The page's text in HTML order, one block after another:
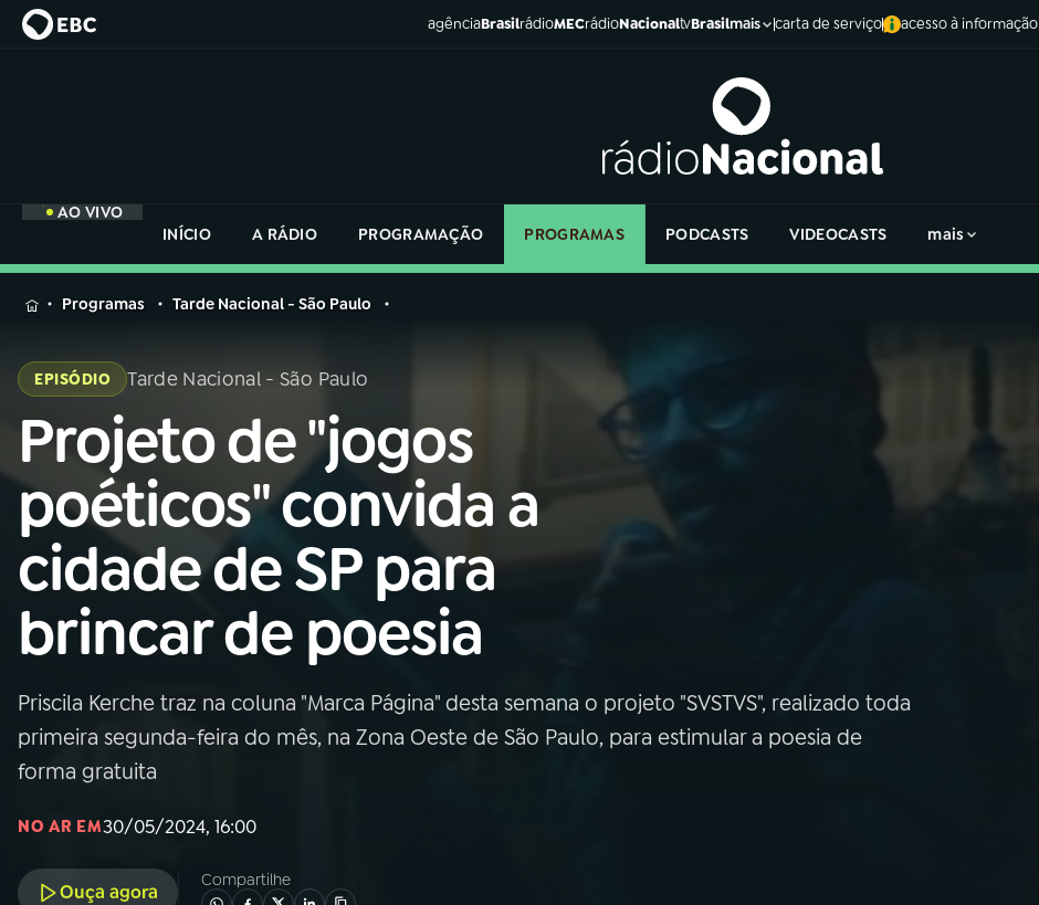
agênciaBrasilrádioMECrádioNacionaltvBrasilmais carta de serviço acesso à informação
AO VIVO
INÍCIO
A RÁDIO PROGRAMAÇÃO PROGRAMAS PODCASTS VIDEOCASTS mais
MENU
Buscar
na
Rádio
Nacional
AO VIVO
01INÍCIO
02 A RÁDIO
03 PROGRAMAÇÃO
04PROGRAMAS
na
Rádio
Programas Tarde Nacional - São Paulo
EPISÓDIO Tarde Nacional - São Paulo
Projeto de "jogos
poéticos" convida a
cidade de SP para
brincar de poesia
Priscila Kerche traz na coluna "Marca Página" desta semana o projeto "SVSTVS", realizado toda
primeira segunda-feira do mês, na Zona Oeste de São Paulo, para estimular a poesia de
forma gratuita
NO AR EM30/05/2024, 16:00
Ouça agora
Compartilhe